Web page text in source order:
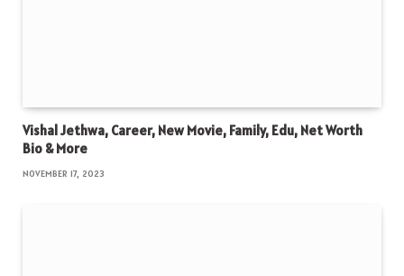
Vishal Jethwa, Career, New Movie, Family, Edu, Net Worth
Bio & More
NOVEMBER 17, 2023